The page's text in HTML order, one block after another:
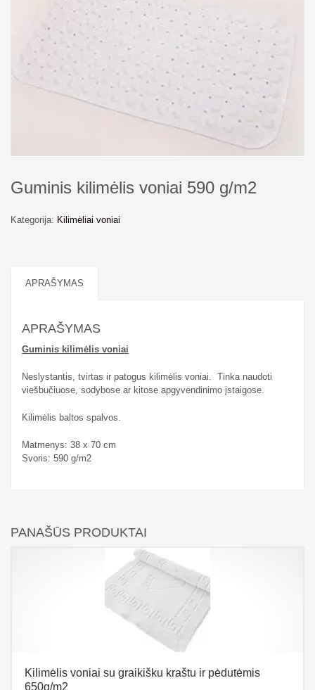
Guminis kilimėlis voniai 590 g/m2
Kategorija: Kilimėliai voniai
APRAŠYMAS
APRAŠYMAS
Guminis kilimėlis voniai
Neslystantis, tvirtas ir patogus kilimėlis voniai. Tinka naudoti
viešbučiuose, sodybose ar kitose apgyvendinimo įstaigose.
Kilimėlis baltos spalvos.
Matmenys: 38 x 70 cm
Svoris: 590 g/m2
PANAŠŪS PRODUKTAI
Kilimėlis voniai su graikišku kraštu ir pėdutėmis
650g/m2